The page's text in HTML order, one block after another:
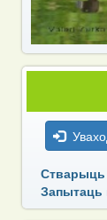
Стварыць